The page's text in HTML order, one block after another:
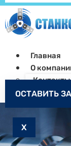
Главная
О
Контакты
Как
X
ОСТАВИТЬ